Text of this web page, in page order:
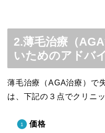
2.薄毛治療（
いためのアドバ
薄毛治療（AGA治療）で
は、下記の３点でクリニ
価格